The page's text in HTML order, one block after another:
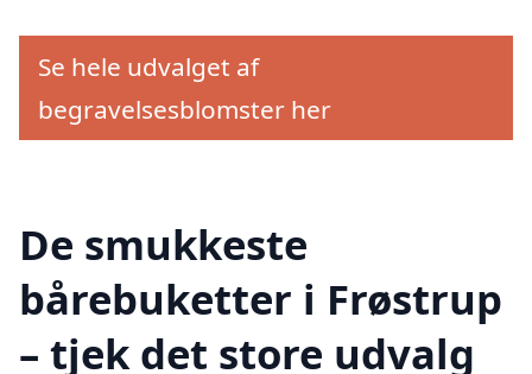
Se hele udvalget af
begravelsesblomster her
De smukkeste
bårebuketter i Frøstrup
– tjek det store udvalg